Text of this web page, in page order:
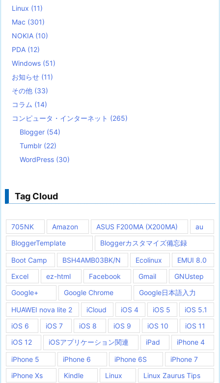
Linux (11)
Mac (301)
NOKIA (10)
PDA (12)
Windows (51)
お知らせ (11)
その他 (33)
コラム (14)
コンピュータ・インターネット (265)
Blogger (54)
Tumblr (22)
WordPress (30)
Tag Cloud
705NK Amazon ASUS F200MA (X200MA)
au
BloggerTemplate
Bloggerカスタマイズ備忘録
Boot Camp BSH4AMB03BK/N Ecolinux
EMUI 8.0
Excel
ez-html Facebook Gmail
GNUstep
Google+
Google Chrome Google日本語入力
HUAWEI nova lite 2 iCloud iOS 4 iOS 5
iOS 5.1
iOS 6
iOS 7 iOS 8 iOS 9 iOS 10
iOS 11
iOS 12
iOSアプリケーション関連 iPad iPhone 4
iPhone 5 iPhone 6 iPhone 6S
iPhone 7
iPhone Xs
Kindle Linux
Linux Zaurus Tips